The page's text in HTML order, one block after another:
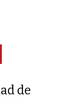
de